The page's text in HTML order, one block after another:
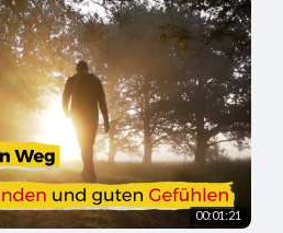
00:01:21